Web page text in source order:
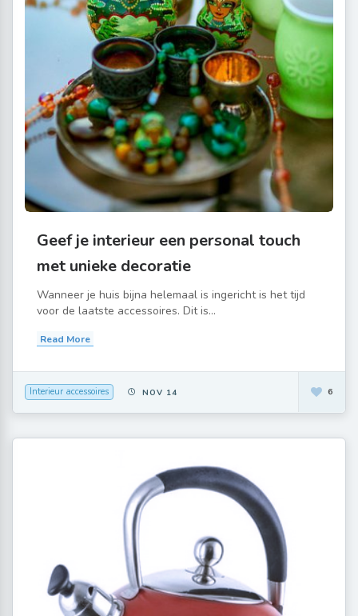
Geef je interieur een personal touch
met unieke decoratie
Wanneer je huis bijna helemaal is ingericht is het tijd
voor de laatste accessoires. Dit is...
Read More
Interieur accessoires NOV 14 6